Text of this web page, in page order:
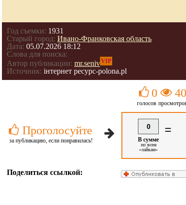
Год съемки: 1931
Старый город: Ивано-Франковская область
Дата: 05.07.2026 18:12
Слова для поиска:
Автор публикации: mr.senivVIP
Источник: інтернет ресурс-роlona.pl
Проголосуйте
за публикацию, если понравилась!
0
голосов
0
В сумме
по всем
«лайкам»
=
Поделиться ссылкой: